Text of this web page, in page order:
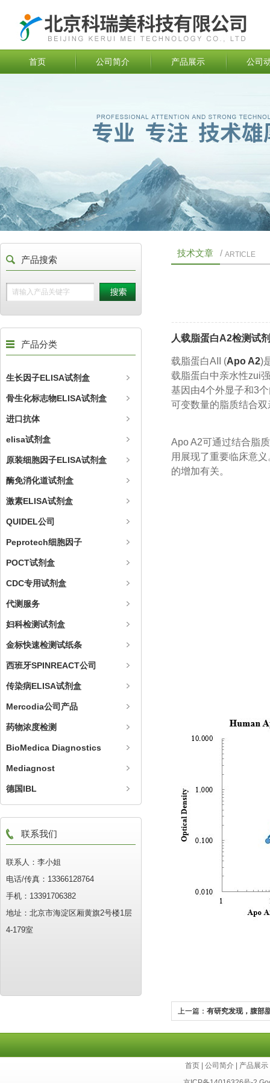
首页 公司简介 产品展示 公司
技术文章 / ARTICLE
人载脂蛋白A2检测试
载脂蛋白AII (Apo A2)
载脂蛋白中亲水性zui
基因由4个外显子和3
可变数量的脂质结合
Apo A2可通过结合脂
用展现了重要临床意
的增加有关。
上一篇： 有研究发现，腹部
产品搜索
产品分类
生长因子ELISA试剂盒
骨生化标志物ELISA试剂盒
进口抗体
elisa试剂盒
原装细胞因子ELISA试剂盒
酶免消化道试剂盒
激素ELISA试剂盒
QUIDEL公司
Peprotech细胞因子
POCT试剂盒
CDC专用试剂盒
代测服务
妇科检测试剂盒
金标快速检测试纸条
西班牙SPINREACT公司
传染病ELISA试剂盒
Mercodia公司产品
药物浓度检测
BioMedica Diagnostics
Mediagnost
德国IBL
联系我们
联系人：李小姐
电话/传真：13366128764
手机：13391706382
地址：北京市海淀区厢黄旗2号楼1层
4-179室
首页 公司简介 产品展示